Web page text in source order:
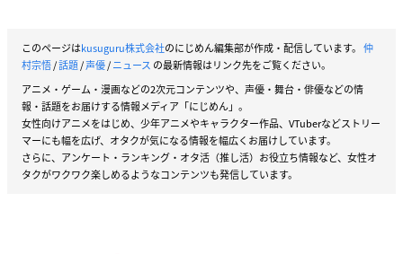
このページはkusuguru株式会社のにじめん編集部が作成・配信しています。 仲
村宗悟/話題/声優/ニュース の最新情報はリンク先をご覧ください。
アニメ・ゲーム・漫画などの2次元コンテンツや、声優・舞台・俳優などの情
報・話題をお届けする情報メディア「にじめん」。
女性向けアニメをはじめ、少年アニメやキャラクター作品、VTuberなどストリー
マーにも幅を広げ、オタクが気になる情報を幅広くお届けしています。
さらに、アンケート・ランキング・オタ活（推し活）お役立ち情報など、女性オ
タクがワクワク楽しめるようなコンテンツも発信しています。